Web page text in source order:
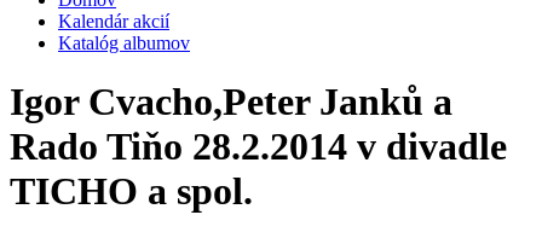
Kalendár akcií
Katalóg albumov
Igor Cvacho,Peter Janků a
Rado Tiňo 28.2.2014 v divadle
TICHO a spol.